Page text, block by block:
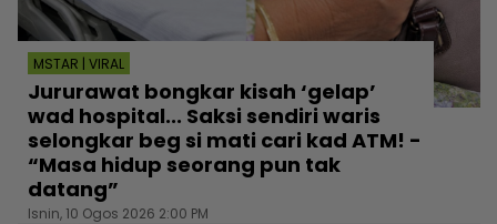
MSTAR | VIRAL
Jururawat bongkar kisah ‘gelap’
wad hospital... Saksi sendiri waris
selongkar beg si mati cari kad ATM! -
“Masa hidup seorang pun tak
datang”
Isnin, 10 Ogos 2026 2:00 PM